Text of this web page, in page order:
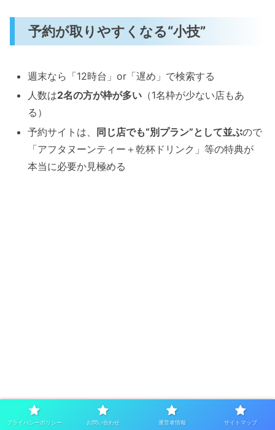
予約が取りやすくなる“小技”
週末なら「12時台」or「遅め」で検索する
人数は2名の方が枠が多い （1名枠が少ない店もあ
る）
予約サイトは、 同じ店でも“別プラン”として並ぶので
「アフタヌーンティー＋乾杯ドリンク」等の特典が
本当に必要か見極める
プライバシーポリシー お問い合わせ 運営者情報 サイトマップ